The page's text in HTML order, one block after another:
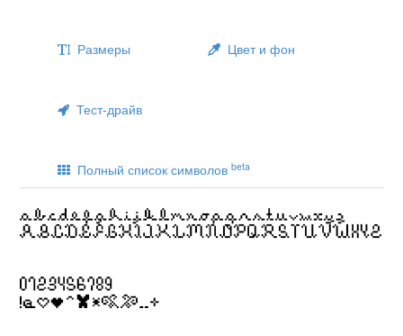
Размеры Цвет и фон
Тест-драйв
Полный список символов beta